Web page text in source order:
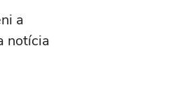
a
notícia